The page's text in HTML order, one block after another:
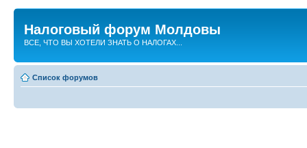
Налоговый форум Молдовы
ВСЕ, ЧТО ВЫ ХОТЕЛИ ЗНАТЬ О НАЛОГАХ...
Список форумов